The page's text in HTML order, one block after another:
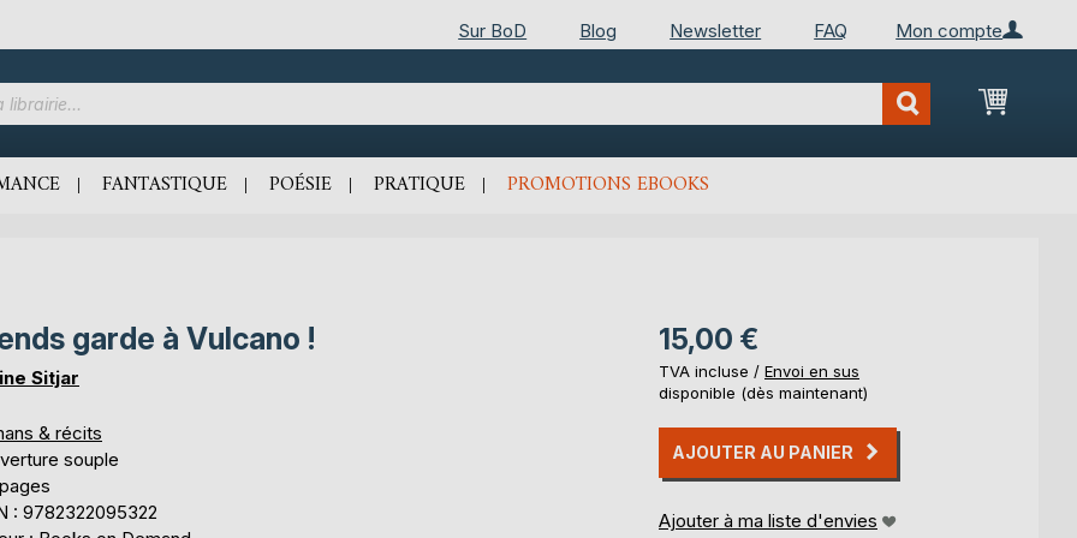
Mon compte
Sur BoD Blog Newsletter FAQ
Mon
FANTASTIQUE POÉSIE PRATIQUE PROMOTIONS EBOOKS
garde à Vulcano !
Sitjar
& récits
souple
: 9782322095322
15,00 €
TVA incluse / Envoi en sus
disponible (dès maintenant)
AJOUTER AU PANIER
Ajouter à ma liste d'envies